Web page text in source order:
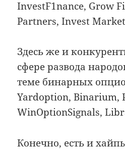
InvestF1nance, Grow
Partners, Invest
Здесь же и
сфере развода
теме бинарных
Yardoption, Binarium,
WinOptionSignals,
Конечно, есть и